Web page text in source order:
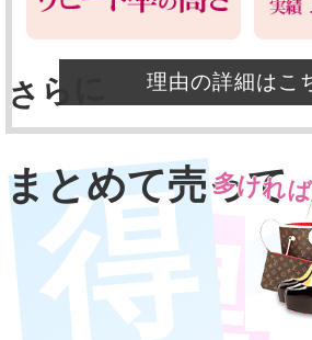
理由の詳細はこ
まとめて売って
さらに
多けれ